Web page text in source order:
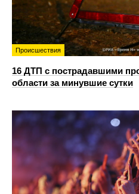
Происшествия
16 ДТП с пострадавшими
области за минувшие сутки